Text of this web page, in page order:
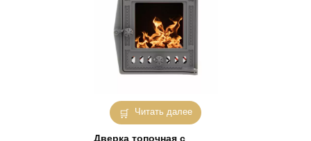
Читать далее
Дверка топочная с